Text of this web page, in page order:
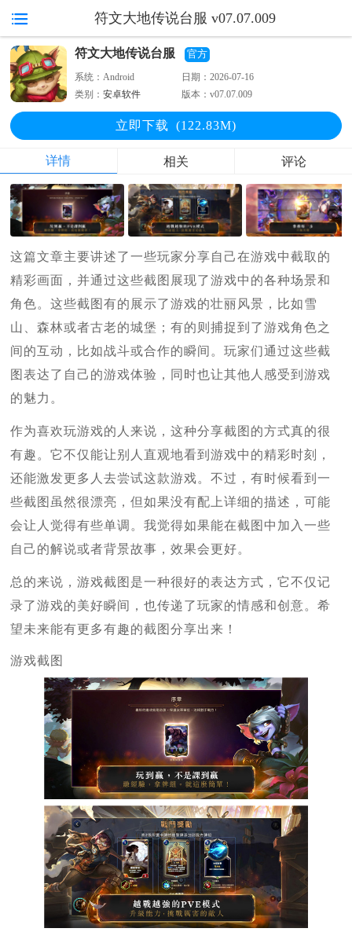
符文大地传说台服 v07.07.009
符文大地传说台服 官方
系统：Android 日期：2026-07-16
类别：安卓软件 版本：v07.07.009
立即下载 (122.83M)
详情 相关 评论
这篇文章主要讲述了一些玩家分享自己在游戏中截取的
精彩画面，并通过这些截图展现了游戏中的各种场景和
角色。这些截图有的展示了游戏的壮丽风景，比如雪
山、森林或者古老的城堡；有的则捕捉到了游戏角色之
间的互动，比如战斗或合作的瞬间。玩家们通过这些截
图表达了自己的游戏体验，同时也让其他人感受到游戏
的魅力。
作为喜欢玩游戏的人来说，这种分享截图的方式真的很
有趣。它不仅能让别人直观地看到游戏中的精彩时刻，
还能激发更多人去尝试这款游戏。不过，有时候看到一
些截图虽然很漂亮，但如果没有配上详细的描述，可能
会让人觉得有些单调。我觉得如果能在截图中加入一些
自己的解说或者背景故事，效果会更好。
总的来说，游戏截图是一种很好的表达方式，它不仅记
录了游戏的美好瞬间，也传递了玩家的情感和创意。希
望未来能有更多有趣的截图分享出来！
游戏截图